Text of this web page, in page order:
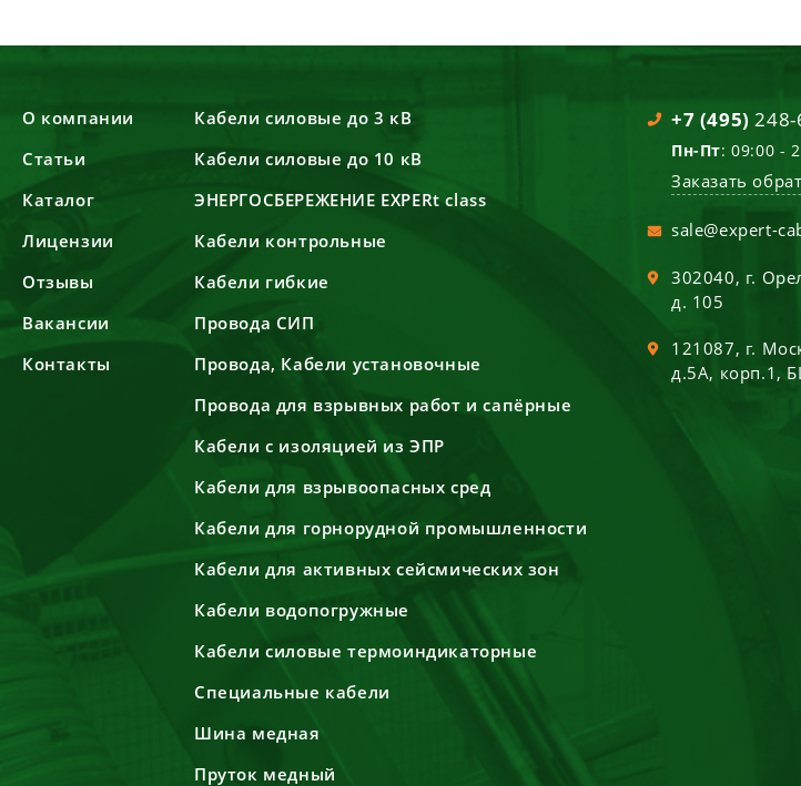
О компании
Статьи
Каталог
Лицензии
Отзывы
Вакансии
Контакты
Кабели силовые до 3 кВ
Кабели силовые до 10 кВ
ЭНЕРГОСБЕРЕЖЕНИЕ EXPERt class
Кабели контрольные
Кабели гибкие
Провода СИП
Провода, Кабели установочные
Провода для взрывных работ и сапёрные
Кабели с изоляцией из ЭПР
Кабели для взрывоопасных сред
Кабели для горнорудной промышленности
Кабели для активных сейсмических зон
Кабели водопогружные
Кабели силовые термоиндикаторные
Специальные кабели
Шина медная
Пруток медный
+7 (495) 248-
Пн-Пт: 09:00 -
Заказать
sale@expert-
302040, г.
д. 105
121087, г.
д.5А, корп.1,